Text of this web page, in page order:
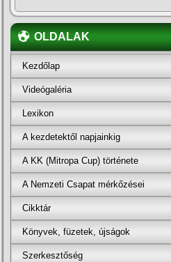
OLDALAK
Kezdőlap
Videógaléria
Lexikon
A kezdetektől napjainkig
A KK (Mitropa Cup) története
A Nemzeti Csapat mérkőzései
Cikktár
Könyvek, füzetek, újságok
Szerkesztőség